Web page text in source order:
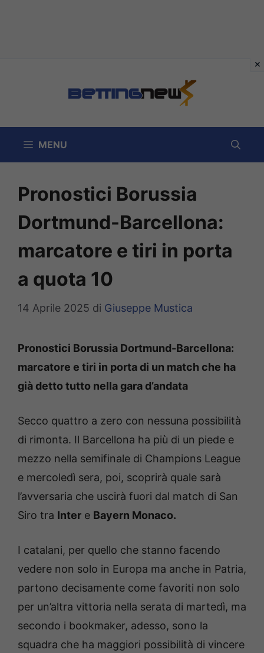
MENU
Pronostici Borussia
Dortmund-Barcellona:
marcatore e tiri in porta
a quota 10
14 Aprile 2025 di Giuseppe Mustica
Pronostici Borussia Dortmund-Barcellona:
marcatore e tiri in porta di un match che ha
già detto tutto nella gara d’andata
Secco quattro a zero con nessuna possibilità
di rimonta. Il Barcellona ha più di un piede e
mezzo nella semifinale di Champions League
e mercoledì sera, poi, scoprirà quale sarà
l’avversaria che uscirà fuori dal match di San
Siro tra Inter e Bayern Monaco.
I catalani, per quello che stanno facendo
vedere non solo in Europa ma anche in Patria,
partono decisamente come favoriti non solo
per un’altra vittoria nella serata di martedì, ma
secondo i bookmaker, adesso, sono la
squadra che ha maggiori possibilità di vincere